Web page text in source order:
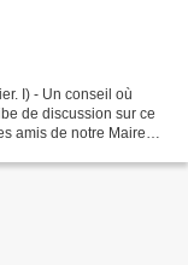
I) - Un conseil où
de discussion sur ce
amis de notre Maire